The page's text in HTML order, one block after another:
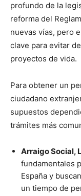
profundo de la
reforma del
nuevas vías, pero
clave para evitar
proyectos de vida.
Para obtener un
ciudadano
supuestos
trámites más
Arraigo Social,
fundamentales
España y
un tiempo de